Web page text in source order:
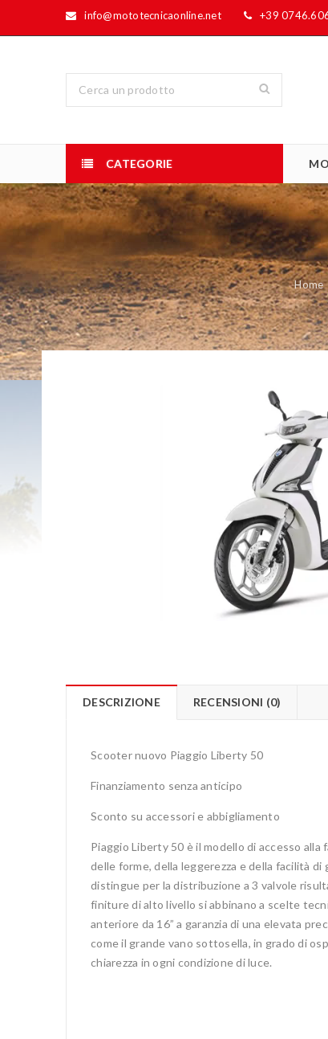
info@mototecnicaonline.net +39
CATEGORIE
Home
DESCRIZIONE RECENSIONI (0)
Scooter nuovo Piaggio Liberty 50
Finanziamento senza anticipo
Sconto su accessori e abbigliamento
Piaggio Liberty 50 è il modello di accesso
delle forme, della leggerezza e della facilità
distingue per la distribuzione a 3 valvole
finiture di alto livello si abbinano a scelte
anteriore da 16” a garanzia di una elevata
come il grande vano sottosella, in grado di
chiarezza in ogni condizione di luce.